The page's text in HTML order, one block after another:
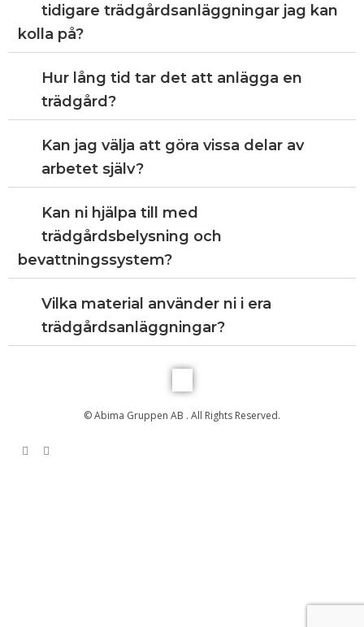
tidigare trädgårdsanläggningar jag kan
kolla på?
Hur lång tid tar det att anlägga en
trädgård?
Kan jag välja att göra vissa delar av
arbetet själv?
Kan ni hjälpa till med
trädgårdsbelysning och
bevattningssystem?
Vilka material använder ni i era
trädgårdsanläggningar?
© Abima Gruppen AB . All Rights Reserved.